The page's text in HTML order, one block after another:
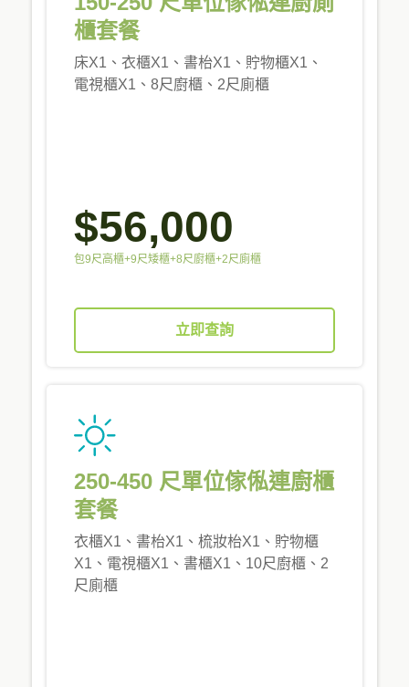
櫃套餐
床X1、衣櫃X1、書枱X1、貯物櫃X1、
電視櫃X1、8尺廚櫃、2尺廁櫃
$56,000
包9尺高櫃+9尺矮櫃+8尺廚櫃+2尺廁櫃
立即查詢
250-450 尺單位傢俬連廚櫃
套餐
衣櫃X1、書枱X1、梳妝枱X1、貯物櫃
X1、電視櫃X1、書櫃X1、10尺廚櫃、2
尺廁櫃